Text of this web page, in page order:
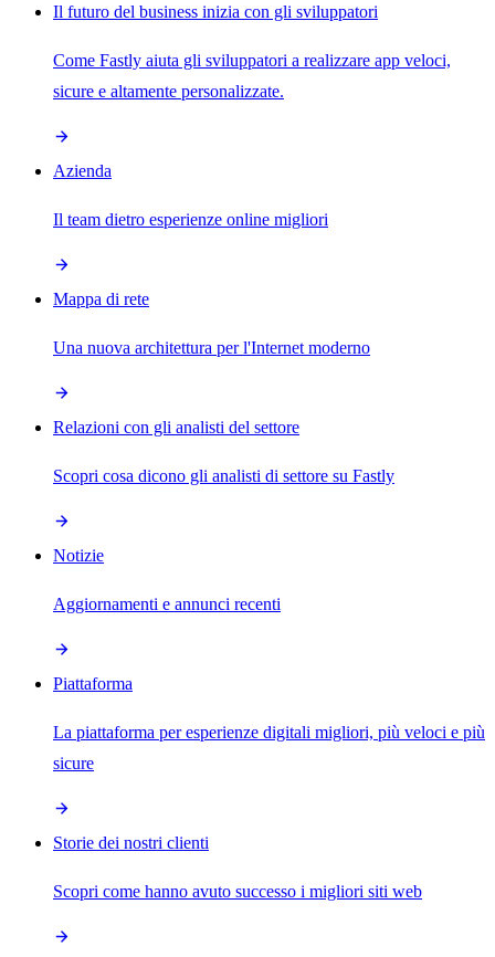
Il futuro del business inizia con gli sviluppatori
Come Fastly aiuta gli sviluppatori a realizzare app veloci,
sicure e altamente personalizzate.
Azienda
Il team dietro esperienze online migliori
Mappa di rete
Una nuova architettura per l'Internet moderno
Relazioni con gli analisti del settore
Scopri cosa dicono gli analisti di settore su Fastly
Notizie
Aggiornamenti e annunci recenti
Piattaforma
La piattaforma per esperienze digitali migliori, più veloci e più
sicure
Storie dei nostri clienti
Scopri come hanno avuto successo i migliori siti web